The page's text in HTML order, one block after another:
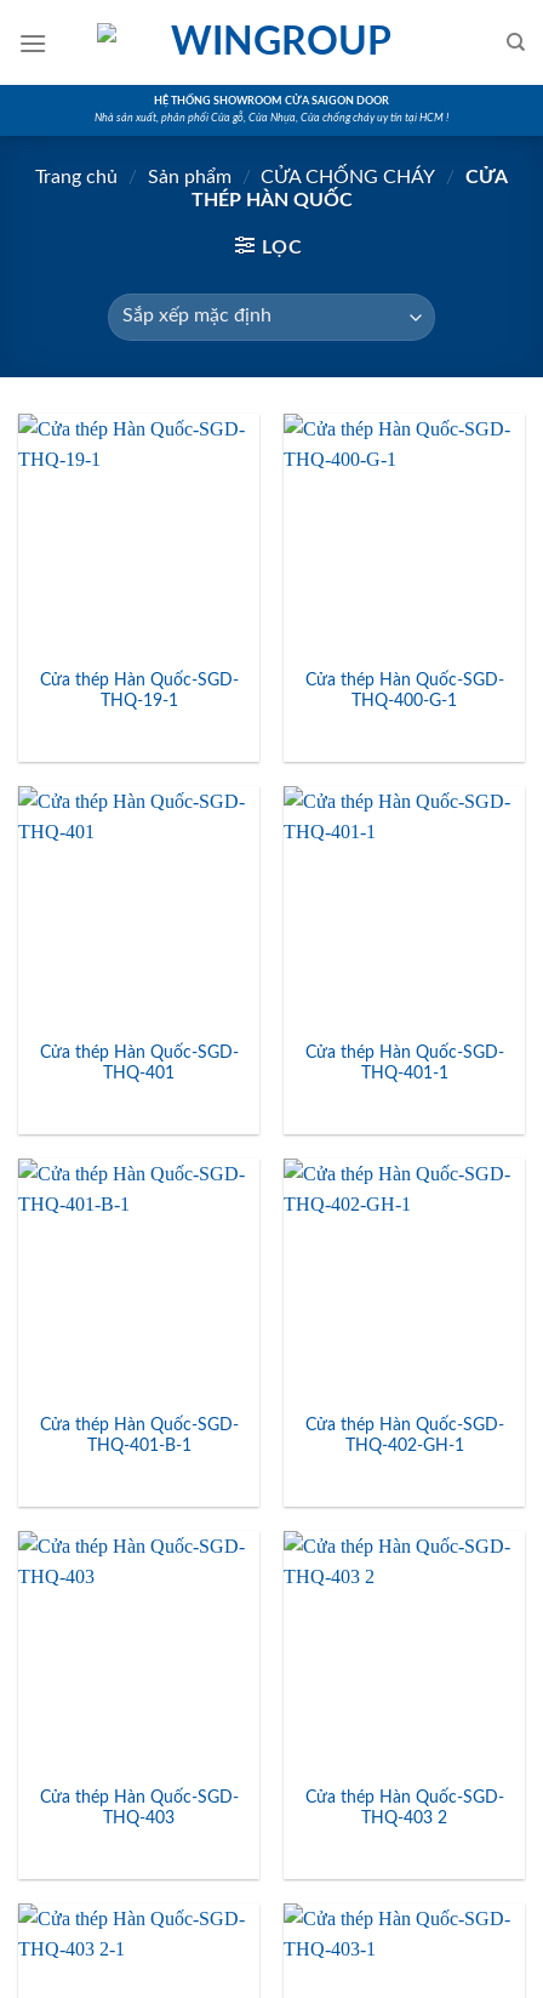
HỆ THỐNG SHOWROOM CỬA SAIGON DOOR
Nhà sản xuất, phân phối Cửa gỗ, Cửa Nhựa, Cửa chống cháy uy tín tại HCM !
Trang chủ / Sản phẩm / CỬA CHỐNG CHÁY /
CỬA
THÉP HÀN QUỐC
LỌC
Cửa thép Hàn Quốc-SGD-
THQ-19-1
Cửa thép Hàn Quốc-SGD-
THQ-400-G-1
Cửa thép Hàn Quốc-SGD-
THQ-401
Cửa thép Hàn Quốc-SGD-
THQ-401-1
Cửa thép Hàn Quốc-SGD-
THQ-401-B-1
Cửa thép Hàn Quốc-SGD-
THQ-402-GH-1
Cửa thép Hàn Quốc-SGD-
THQ-403
Cửa thép Hàn Quốc-SGD-
THQ-403 2